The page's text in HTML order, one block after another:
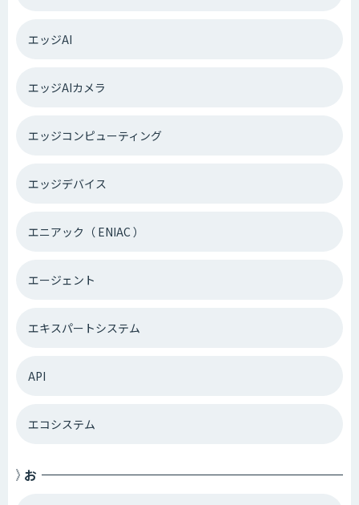
エッジAI
エッジAIカメラ
エッジコンピューティング
エッジデバイス
エニアック（ ENIAC ）
エージェント
エキスパートシステム
API
エコシステム
お